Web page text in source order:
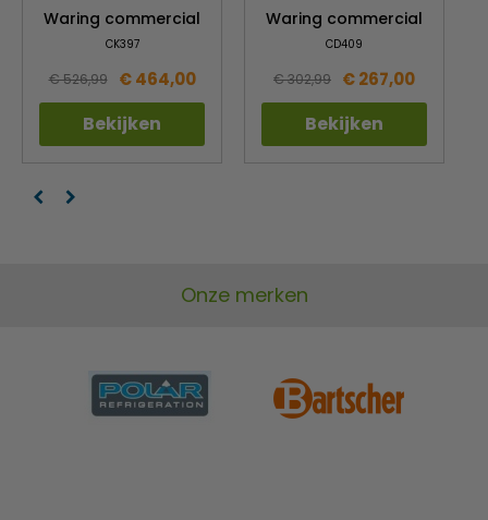
Waring commercial
CK397
€ 526,99 € 464,00
Bekijken
Waring commercial
CD409
€ 302,99 € 267,00
Bekijken
Onze merken